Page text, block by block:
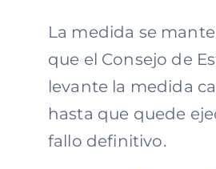
La medida se
que el Consejo de
levante la medida
hasta que quede
fallo definitivo.